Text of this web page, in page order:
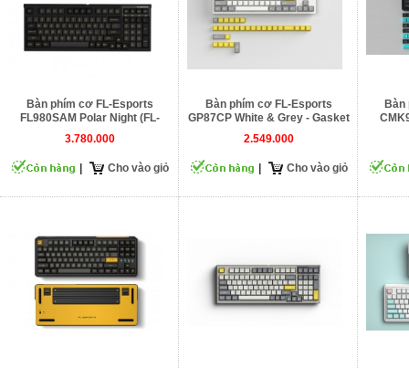
Bàn phím cơ FL-Esports
FL980SAM Polar Night (FL-
CMMK Cercis Switch)
3.780.000
Cho vào giỏ
Bàn phím cơ FL-Esports
GP87CP White & Grey - Gasket
Mount
2.549.000
Cho vào giỏ